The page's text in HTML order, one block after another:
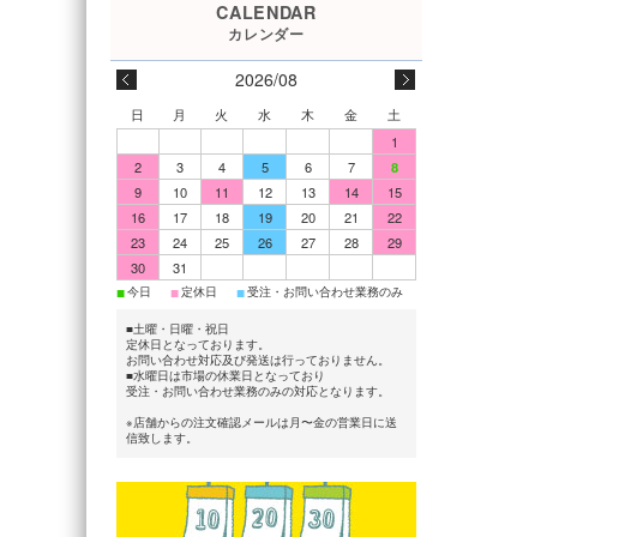
2026/08
日 月 火 水 木 金
土
1
2
3 4 5 6 7
8
9
10 11 12 13 14
15
16
17 18 19 20 21
22
23
24 25 26 27 28
29
30
31
■今日 ■定休日 ■受注・お問い合わせ業務のみ
■土曜・日曜・祝日
定休日となっております。
お問い合わせ対応及び発送は行っておりません。
■水曜日は市場の休業日となっており
受注・お問い合わせ業務のみの対応となります。
※店舗からの注文確認メールは月〜金の営業日に送
信致します。